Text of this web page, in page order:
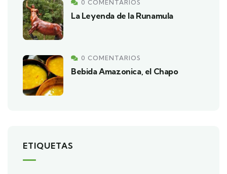
0 COMENTARIOS
La Leyenda de la Runamula
0 COMENTARIOS
Bebida Amazonica, el Chapo
ETIQUETAS